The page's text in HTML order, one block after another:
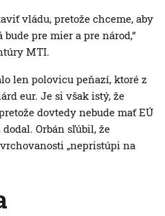
vládu, pretože chceme, aby
pre mier a pre národ,“
MTI.
len polovicu peňazí, ktoré z
eur. Je si však istý, že
dovtedy nebude mať EÚ
Orbán sľúbil, že
„nepristúpi na